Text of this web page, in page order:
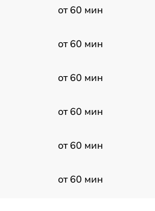
от 60 мин
от 60 мин
от 60 мин
от 60 мин
от 60 мин
от 60 мин